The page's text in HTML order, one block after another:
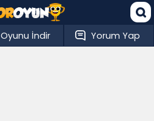
Oyunu İndir Yorum Yap